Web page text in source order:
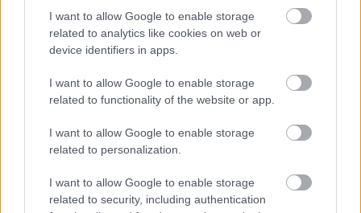
I want to allow Google to enable storage
related to analytics like cookies on web or
device identifiers in apps.
I want to allow Google to enable storage
related to functionality of the website or app.
I want to allow Google to enable storage
related to personalization.
I want to allow Google to enable storage
related to security, including authentication
lehet a közvetlen emberi kapcsolatokat pótolni sem
a cigányoknál, sem más közösségekben. A fiatalok
a mai életüket éneklik meg, saját
Könnyen elérhető számukra más stílusú zene,
ezeket akarva-akaratlanul beleépítik a saját
zenéjükbe. Óriási változás az is, hogy azt a női
énektechnikát, ami a cigány dalokra jellemző, már
A te világsikered, illetve az, hogy a tradicionális